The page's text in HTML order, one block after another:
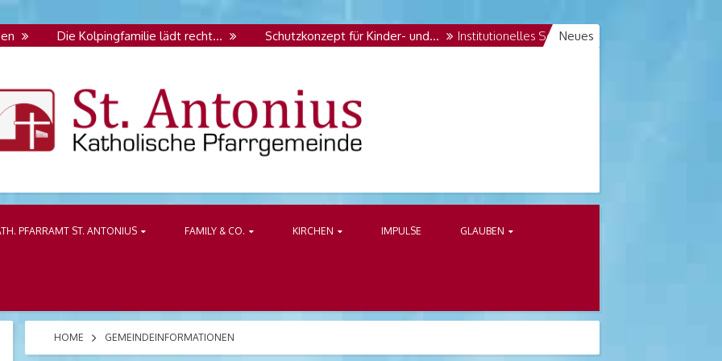
Neues
Die Kolpingfamilie lädt recht… Schutzkonzept für Kinder- und… Institutionelles Schutzkonzept der Katholischen
Großräschen
PFARRAMT ST. ANTONIUS FAMILY & CO. KIRCHEN IMPULSE GLAUBEN
HOME GEMEINDEINFORMATIONEN